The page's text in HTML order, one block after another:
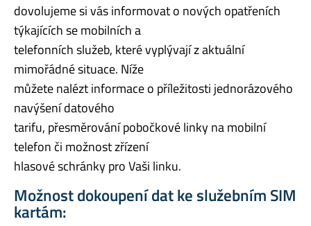
dovolujeme si vás informovat o nových opatřeních
týkajících se mobilních a
telefonních služeb, které vyplývají z aktuální
mimořádné situace. Níže
můžete nalézt informace o příležitosti jednorázového
navýšení datového
tarifu, přesměrování pobočkové linky na mobilní
telefon či možnost zřízení
hlasové schránky pro Vaši linku.
Možnost dokoupení dat ke služebním SIM
kartám: